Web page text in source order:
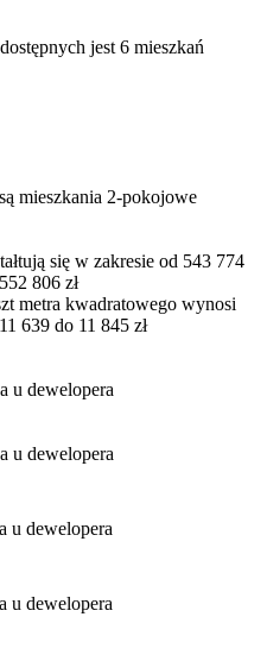
jest 6 mieszkań
mieszkania 2-pokojowe
się w zakresie od 543 774
806 zł
metra kwadratowego wynosi
639 do 11 845 zł
u dewelopera
u dewelopera
u dewelopera
u dewelopera